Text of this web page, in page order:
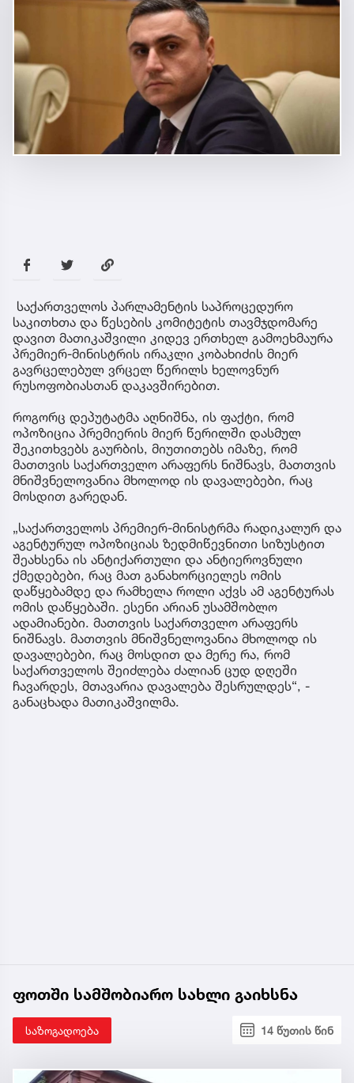
დავით მათიკაშვილი ოპოზიციაზე: ესენი
არიან უსამშობლო ადამიანები. მათთვის
საქართველო არაფერს ნიშნავს.
მათთვის მნიშვნელოვანია მხოლოდ ის
დავალებები, რაც მოსდით
პოლიტიკა 7 წუთის წინ
საქართველოს პარლამენტის საპროცედურო
საკითხთა და წესების კომიტეტის თავმჯდომარე
დავით მათიკაშვილი კიდევ ერთხელ გამოეხმაურა
პრემიერ-მინისტრის ირაკლი კობახიძის მიერ
გავრცელებულ ვრცელ წერილს ხელოვნურ
რუსოფობიასთან დაკავშირებით.
როგორც დეპუტატმა აღნიშნა, ის ფაქტი, რომ
ოპოზიცია პრემიერის მიერ წერილში დასმულ
შეკითხვებს გაურბის, მიუთითებს იმაზე, რომ
მათთვის საქართველო არაფერს ნიშნავს, მათთვის
მნიშვნელოვანია მხოლოდ ის დავალებები, რაც
მოსდით გარედან.